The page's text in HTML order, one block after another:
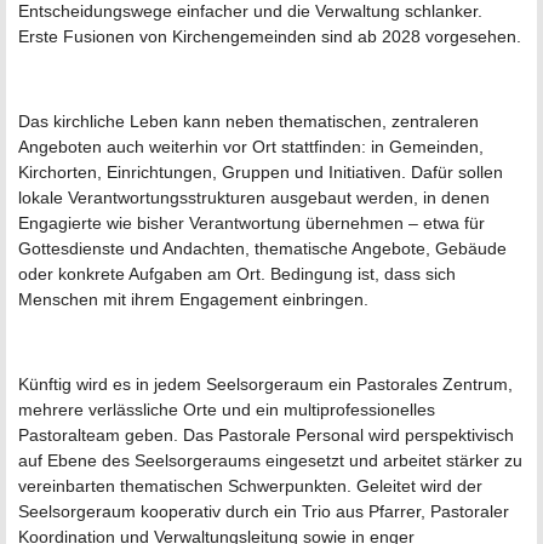
Entscheidungswege einfacher und die Verwaltung schlanker.
Erste Fusionen von Kirchengemeinden sind ab 2028 vorgesehen.
Das kirchliche Leben kann neben thematischen, zentraleren
Angeboten auch weiterhin vor Ort stattfinden: in Gemeinden,
Kirchorten, Einrichtungen, Gruppen und Initiativen. Dafür sollen
lokale Verantwortungsstrukturen ausgebaut werden, in denen
Engagierte wie bisher Verantwortung übernehmen – etwa für
Gottesdienste und Andachten, thematische Angebote, Gebäude
oder konkrete Aufgaben am Ort. Bedingung ist, dass sich
Menschen mit ihrem Engagement einbringen.
Künftig wird es in jedem Seelsorgeraum ein Pastorales Zentrum,
mehrere verlässliche Orte und ein multiprofessionelles
Pastoralteam geben. Das Pastorale Personal wird perspektivisch
auf Ebene des Seelsorgeraums eingesetzt und arbeitet stärker zu
vereinbarten thematischen Schwerpunkten. Geleitet wird der
Seelsorgeraum kooperativ durch ein Trio aus Pfarrer, Pastoraler
Koordination und Verwaltungsleitung sowie in enger